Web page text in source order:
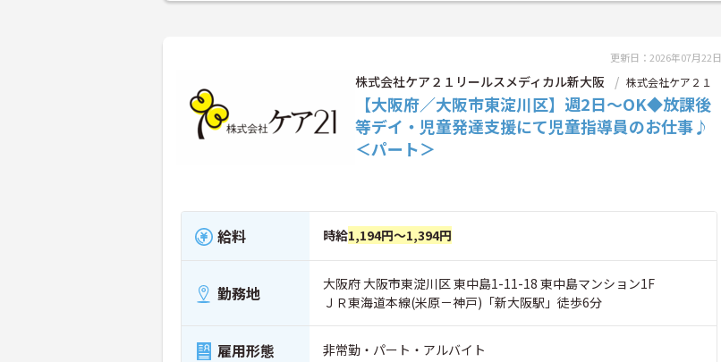
更新日：2026年07月22日
株式会社ケア２１リールスメディカル新大阪 株式会社ケア２１
【大阪府／大阪市東淀川区】週2日～OK◆放課後
等デイ・児童発達支援にて児童指導員のお仕事♪
＜パート＞
給料 時給1,194円～1,394円
勤務地
大阪府 大阪市東淀川区 東中島1-11-18 東中島マンション1F
ＪＲ東海道本線(米原－神戸)「新大阪駅」徒歩6分
雇用形態 非常勤・パート・アルバイト